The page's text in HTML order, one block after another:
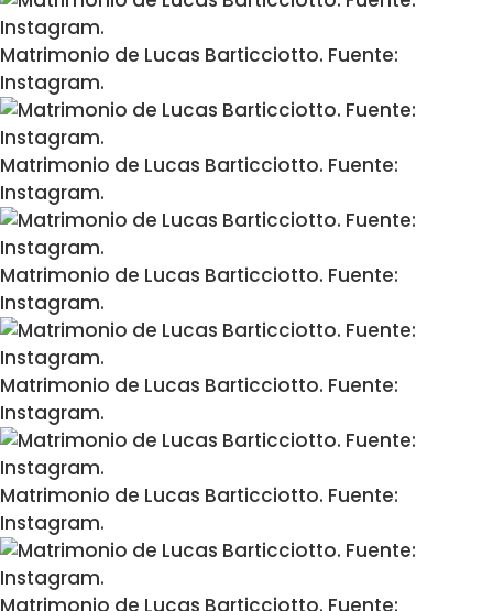
Matrimonio de Lucas Barticciotto. Fuente:
Instagram.
Matrimonio de Lucas Barticciotto. Fuente:
Instagram.
Matrimonio de Lucas Barticciotto. Fuente:
Instagram.
Matrimonio de Lucas Barticciotto. Fuente:
Instagram.
Matrimonio de Lucas Barticciotto. Fuente:
Instagram.
Matrimonio de Lucas Barticciotto. Fuente: